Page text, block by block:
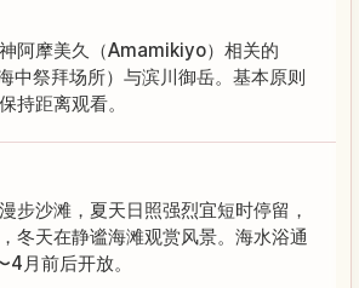
阿摩美久（Amamikiyo）相关的
中祭拜场所）与滨川御岳。基本原则
持距离观看。
步沙滩，夏天日照强烈宜短时停留，
冬天在静谧海滩观赏风景。海水浴通
月前后开放。